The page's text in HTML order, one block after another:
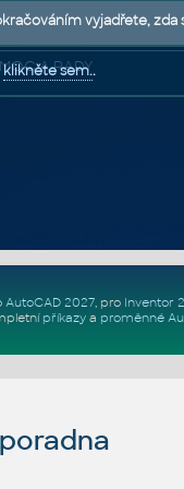
A RADY
AutoCAD 2027, pro Inventor
příkazya proměnné
vyjadřete,
klikněte sem..